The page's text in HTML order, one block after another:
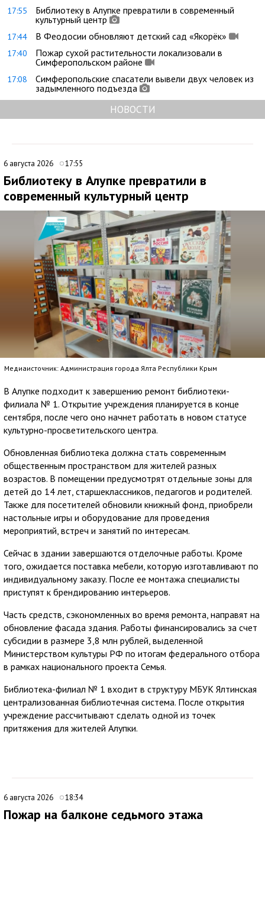
17:55
Библиотеку в Алупке превратили в современный
культурный центр
17:44 В Феодосии обновляют детский сад «Якорёк»
17:40
Пожар сухой растительности локализовали в
Симферопольском районе
17:08
Симферопольские спасатели вывели двух человек из
задымленного подъезда
НОВОСТИ
6 августа 2026 17:55
Библиотеку в Алупке превратили в
современный культурный центр
Медиаисточник: Администрация города Ялта Республики Крым
В Алупке подходит к завершению ремонт библиотеки-
филиала № 1. Открытие учреждения планируется в конце
сентября, после чего оно начнет работать в новом статусе
культурно-просветительского центра.
Обновленная библиотека должна стать современным
общественным пространством для жителей разных
возрастов. В помещении предусмотрят отдельные зоны для
детей до 14 лет, старшеклассников, педагогов и родителей.
Также для посетителей обновили книжный фонд, приобрели
настольные игры и оборудование для проведения
мероприятий, встреч и занятий по интересам.
Сейчас в здании завершаются отделочные работы. Кроме
того, ожидается поставка мебели, которую изготавливают по
индивидуальному заказу. После ее монтажа специалисты
приступят к брендированию интерьеров.
Часть средств, сэкономленных во время ремонта, направят на
обновление фасада здания. Работы финансировались за счет
субсидии в размере 3,8 млн рублей, выделенной
Министерством культуры РФ по итогам федерального отбора
в рамках национального проекта Семья.
Библиотека-филиал № 1 входит в структуру МБУК Ялтинская
централизованная библиотечная система. После открытия
учреждение рассчитывают сделать одной из точек
притяжения для жителей Алупки.
6 августа 2026 18:34
Пожар на балконе седьмого этажа